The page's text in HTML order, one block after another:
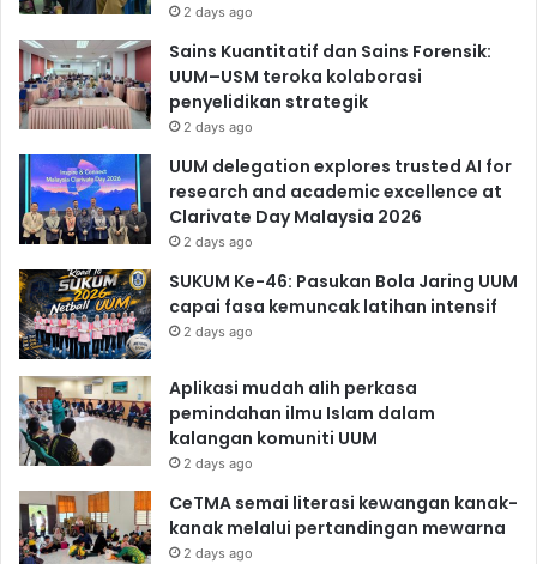
2 days ago
Sains Kuantitatif dan Sains Forensik:
UUM–USM teroka kolaborasi
penyelidikan strategik
2 days ago
UUM delegation explores trusted AI for
research and academic excellence at
Clarivate Day Malaysia 2026
2 days ago
SUKUM Ke-46: Pasukan Bola Jaring UUM
capai fasa kemuncak latihan intensif
2 days ago
Aplikasi mudah alih perkasa
pemindahan ilmu Islam dalam
kalangan komuniti UUM
2 days ago
CeTMA semai literasi kewangan kanak-
kanak melalui pertandingan mewarna
2 days ago